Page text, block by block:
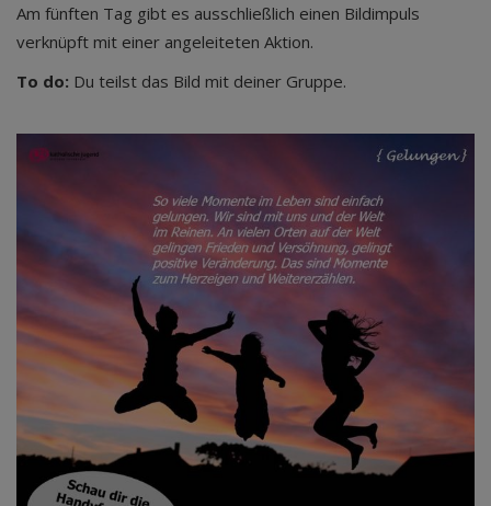
Am fünften Tag gibt es ausschließlich einen Bildimpuls
verknüpft mit einer angeleiteten Aktion.
To do: Du teilst das Bild mit deiner Gruppe.